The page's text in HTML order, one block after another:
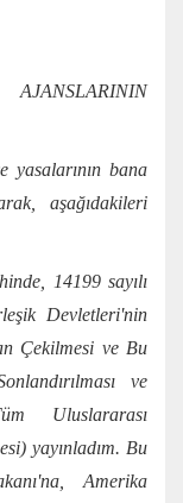
yasalarının bana
aşağıdakileri
14199 sayılı
Devletleri'nin
Çekilmesi ve Bu
ve
Uluslararası
yayınladım. Bu
Amerika